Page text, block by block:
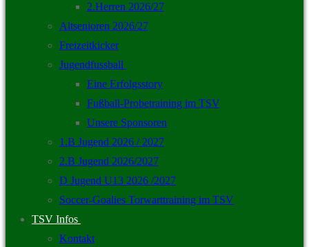
2.Herren 2026/27
Altsenioren 2026/27
Freizeitkicker
Jugendfussball
Eine Erfolgsstory
Fußball-Probetraining im TSV
Unsere Sponsoren
1.B Jugend 2026 / 2027
2.B Jugend 2026/2027
D Jugend U13 2026 /2027
Soccer-Goalies Torwarttraining im TSV
TSV Infos
Kontakt